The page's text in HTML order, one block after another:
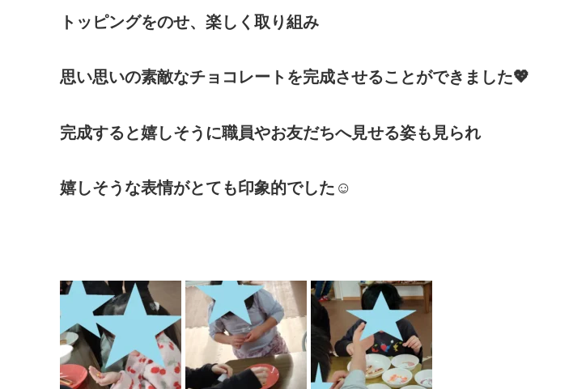
トッピングをのせ、楽しく取り組み
思い思いの素敵なチョコレートを完成させることができました💖
完成すると嬉しそうに職員やお友だちへ見せる姿も見られ
嬉しそうな表情がとても印象的でした☺️